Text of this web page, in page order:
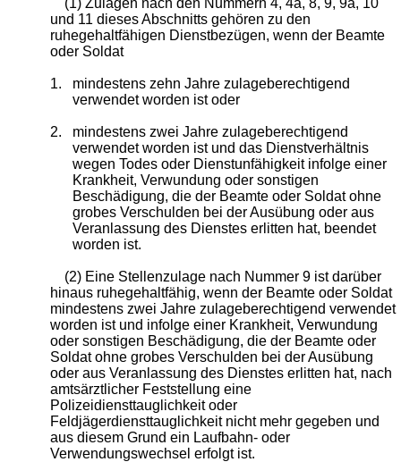
und 11 dieses Abschnitts gehören zu den
ruhegehaltfähigen Dienstbezügen, wenn der Beamte
oder Soldat
1.
mindestens zehn Jahre zulageberechtigend
verwendet worden ist oder
2.
mindestens zwei Jahre zulageberechtigend
verwendet worden ist und das Dienstverhältnis
wegen Todes oder Dienstunfähigkeit infolge einer
Krankheit, Verwundung oder sonstigen
Beschädigung, die der Beamte oder Soldat ohne
grobes Verschulden bei der Ausübung oder aus
Veranlassung des Dienstes erlitten hat, beendet
worden ist.
(2) Eine Stellenzulage nach Nummer 9 ist darüber
hinaus ruhegehaltfähig, wenn der Beamte oder Soldat
mindestens zwei Jahre zulageberechtigend verwendet
worden ist und infolge einer Krankheit, Verwundung
oder sonstigen Beschädigung, die der Beamte oder
Soldat ohne grobes Verschulden bei der Ausübung
oder aus Veranlassung des Dienstes erlitten hat, nach
amtsärztlicher Feststellung eine
Polizeidiensttauglichkeit oder
Feldjägerdiensttauglichkeit nicht mehr gegeben und
aus diesem Grund ein Laufbahn- oder
Verwendungswechsel erfolgt ist.